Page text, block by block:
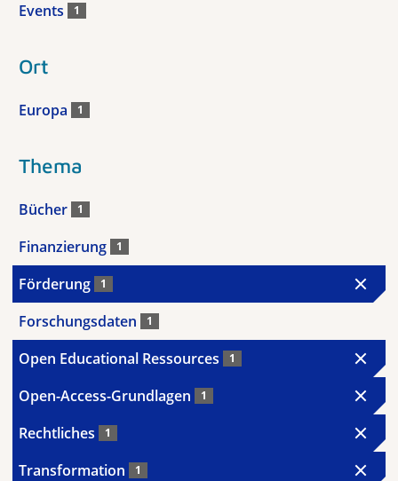
Events 1
Ort
Europa 1
Thema
Bücher 1
Finanzierung 1
Förderung 1
Forschungsdaten 1
Open Educational Ressources 1
Open-Access-Grundlagen 1
Rechtliches 1
Transformation 1